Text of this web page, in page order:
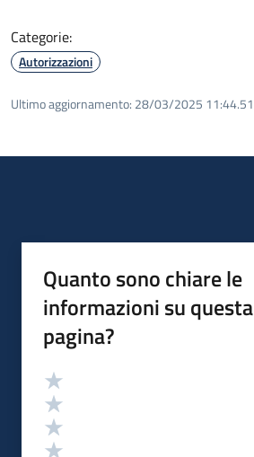
Categorie:
Autorizzazioni
Ultimo aggiornamento: 28/03/2025 11:44.51
Quanto sono chiare le
informazioni su questa
pagina?
Valutazione